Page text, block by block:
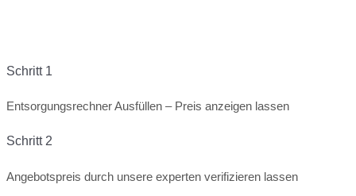
Schritt 1
Entsorgungsrechner Ausfüllen – Preis anzeigen lassen
Schritt 2
Angebotspreis durch unsere experten verifizieren lassen